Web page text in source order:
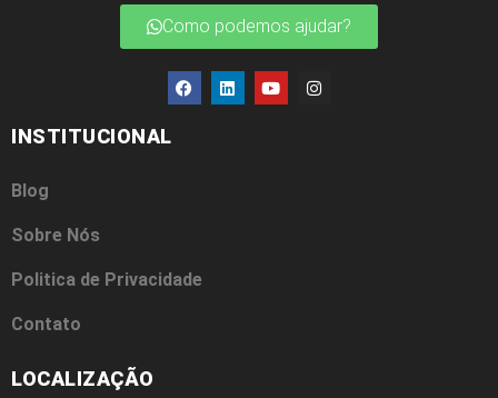
Como podemos ajudar?
INSTITUCIONAL
Blog
Sobre Nós
Politica de Privacidade
Contato
LOCALIZAÇÃO